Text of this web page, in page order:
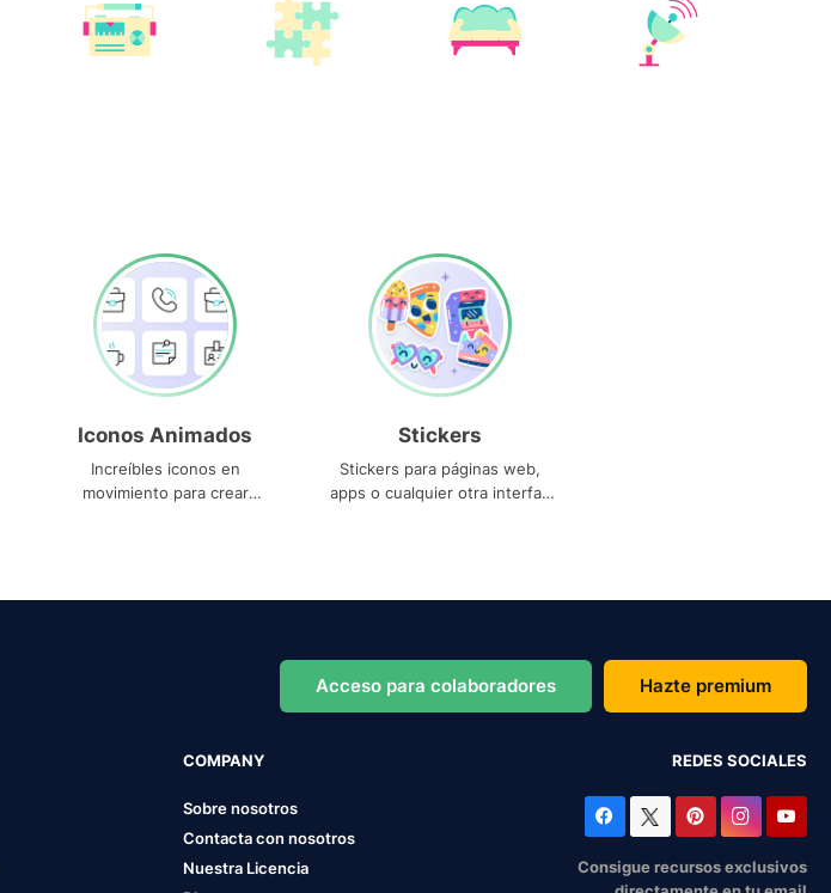
Iconos Animados
Increíbles iconos en
movimiento para crear
Stickers
Stickers para páginas web,
apps o cualquier otra interfaz
Acceso para colaboradores Hazte premium
COMPANY
Sobre nosotros
Contacta con nosotros
Nuestra Licencia
REDES SOCIALES
Consigue recursos exclusivos